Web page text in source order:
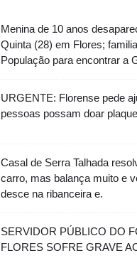
Menina de 10 anos
Quinta (28) em Flores;
População para encontrar a
URGENTE: Florense pede
pessoas possam doar
Casal de Serra Talhada
carro, mas balança muito e
desce na ribanceira e.
SERVIDOR PÚBLICO DO
FLORES SOFRE GRAVE